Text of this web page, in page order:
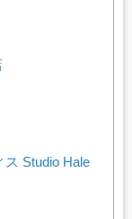
Studio Hale